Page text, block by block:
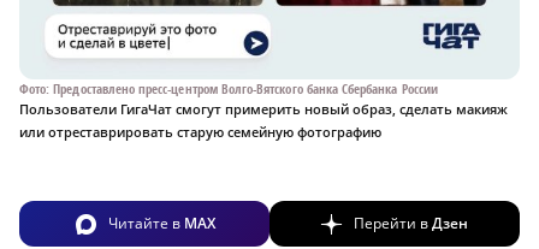
Фото: Предоставлено пресс-центром Волго-Вятского банка Сбербанка России
Пользователи ГигаЧат смогут примерить новый образ, сделать макияж
или отреставрировать старую семейную фотографию
Читайте в MAX Перейти вДзен